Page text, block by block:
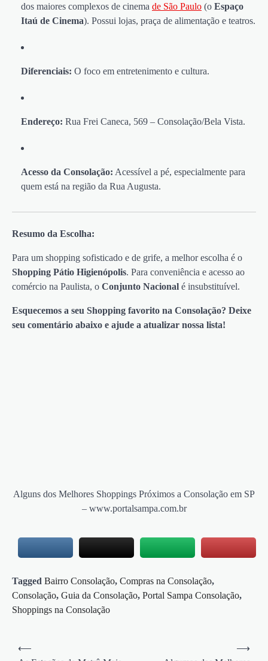
dos maiores complexos de cinema de São Paulo (o Espaço
Itaú de Cinema). Possui lojas, praça de alimentação e teatros.
Diferenciais: O foco em entretenimento e cultura.
Endereço: Rua Frei Caneca, 569 – Consolação/Bela Vista.
Acesso da Consolação: Acessível a pé, especialmente para
quem está na região da Rua Augusta.
Resumo da Escolha:
Para um shopping sofisticado e de grife, a melhor escolha é o
Shopping Pátio Higienópolis. Para conveniência e acesso ao
comércio na Paulista, o Conjunto Nacional é insubstituível.
Esquecemos a seu Shopping favorito na Consolação? Deixe
seu comentário abaixo e ajude a atualizar nossa lista!
Alguns dos Melhores Shoppings Próximos a Consolação em SP
– www.portalsampa.com.br
Tagged Bairro Consolação, Compras na Consolação,
Consolação, Guia da Consolação, Portal Sampa Consolação,
Shoppings na Consolação
Navegação
⟵
⟶